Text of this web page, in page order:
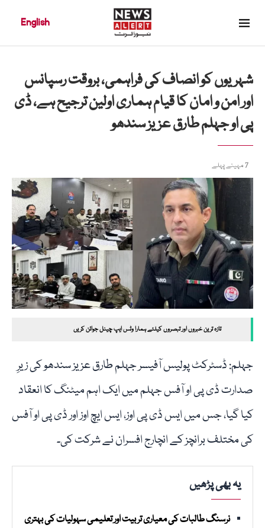
English
شہریوں کو انصاف کی فراہمی، بروقت رسپانس
اور امن و امان کا قیام ہماری اولین ترجیح ہے، ڈی
پی او جہلم طارق عزیز سندھو
7 مہینے پہلے
تازہ ترین خبروں اور تبصروں کیلئے ہمارا وٹس ایپ چینل جوائن کریں
جہلم: ڈسٹرکٹ پولیس آفیسر جہلم طارق عزیز سندھو کی زیرِ
صدارت ڈی پی او آفس جہلم میں ایک اہم میٹنگ کا انعقاد
کیا گیا، جس میں ایس ڈی پی اوز، ایس ایچ اوز اور ڈی پی او آفس
کی مختلف برانچز کے انچارج افسران نے شرکت کی۔
یہ بھی پڑھیں
نرسنگ طالبات کی معیاری تربیت اور تعلیمی سہولیات کی بہتری